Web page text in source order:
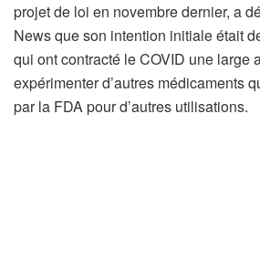
projet de loi en novembre dernier, a
News que son intention initiale était
qui ont contracté le COVID une large
expérimenter d’autres médicaments
par la FDA pour d’autres utilisations.